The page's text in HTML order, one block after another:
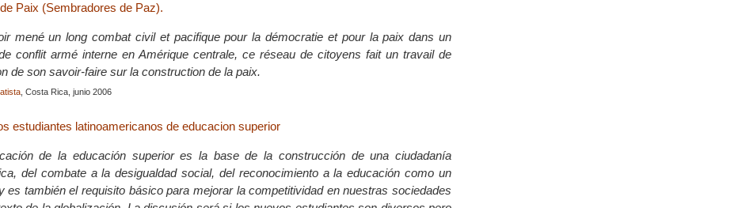
Paix (Sembradores de Paz).
mené un long combat civil et pacifique pour la démocratie et pour la paix dans un
conflit armé interne en Amérique centrale, ce réseau de citoyens fait un travail de
de son savoir-faire sur la construction de la paix.
, Costa Rica, junio 2006
estudiantes latinoamericanos de educacion superior
de la educación superior es la base de la construcción de una ciudadanía
del combate a la desigualdad social, del reconocimiento a la educación como un
es también el requisito básico para mejorar la competitividad en nuestras sociedades